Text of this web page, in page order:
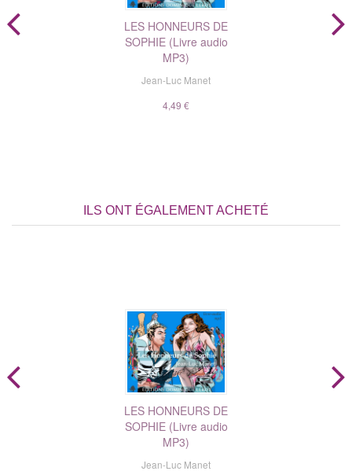
LES HONNEURS DE
SOPHIE (Livre audio
MP3)
Jean-Luc Manet
4,49 €
ILS ONT ÉGALEMENT ACHETÉ
LES HONNEURS DE
SOPHIE (Livre audio
MP3)
Jean-Luc Manet